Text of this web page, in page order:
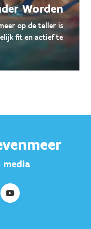
Worden
op de teller is
fit en actief te
media